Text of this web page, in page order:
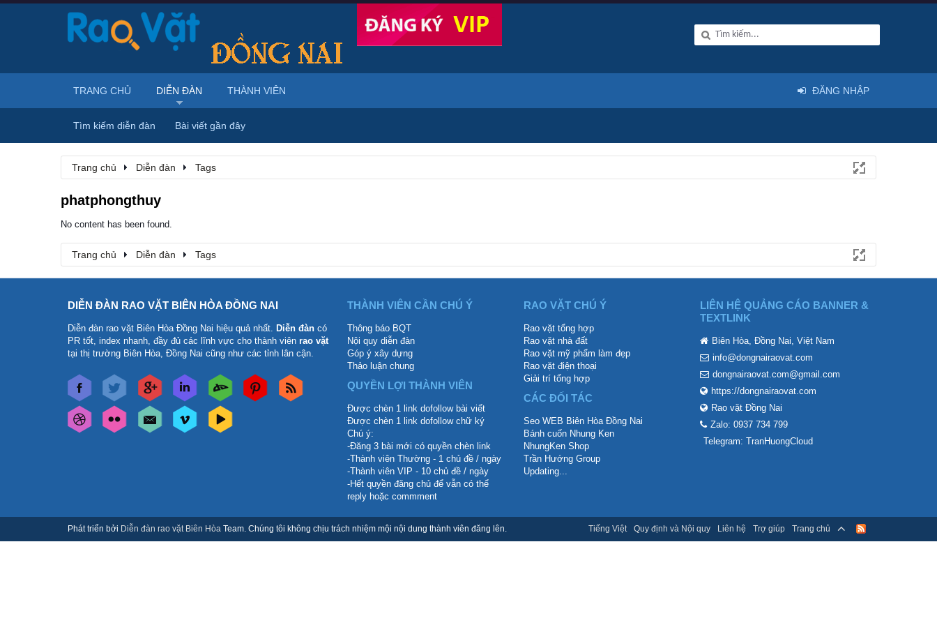
Trang chủ Diễn đàn Tags
phatphongthuy
No content has been found.
Trang chủ Diễn đàn Tags
TRANG CHỦ DIỄN ĐÀN
Tìm kiếm diễn đàn Bài viết gần đây
THÀNH VIÊN ĐĂNG NHẬP
DIỄN ĐÀN RAO VẶT BIÊN HÒA ĐỒNG NAI
Diễn đàn rao vặt Biên Hòa Đồng Nai hiệu quả nhất. Diễn đàn có
PR tốt, index nhanh, đầy đủ các lĩnh vực cho thành viên rao vặt
tại thị trường Biên Hòa, Đồng Nai cũng như các tỉnh lân cận.
THÀNH VIÊN CẦN CHÚ Ý
Thông báo BQT
Nội quy diễn đàn
Góp ý xây dựng
Thảo luận chung
QUYỀN LỢI THÀNH VIÊN
Được chèn 1 link dofollow bài viết
Được chèn 1 link dofollow chữ ký
Chú ý:
-Đăng 3 bài mới có quyền chèn link
-Thành viên Thường - 1 chủ đề / ngày
-Thành viên VIP - 10 chủ đề / ngày
-Hết quyền đăng chủ để vẫn có thể
reply hoặc commment
RAO VẶT CHÚ Ý
Rao vặt tổng hợp
Rao vặt nhà đất
Rao vặt mỹ phẩm làm đẹp
Rao vặt điện thoại
Giải trí tổng hợp
CÁC ĐỐI TÁC
Seo WEB Biên Hòa Đồng Nai
Bánh cuốn Nhung Ken
NhungKen Shop
Trần Hướng Group
Updating...
LIÊN HỆ QUẢNG CÁO BANNER &
TEXTLINK
Biên Hòa, Đồng Nai, Việt Nam
info@dongnairaovat.com
dongnairaovat.com@gmail.com
https://dongnairaovat.com
Rao vặt Đồng Nai
Zalo: 0937 734 799
Telegram: TranHuongCloud
Phát triển bởi Diễn đàn rao vặt Biên Hòa Team. Chúng tôi không chịu trách nhiệm mội nội dung thành viên đăng lên. Tiếng Việt Quy định và Nội quy Liên hệ Trợ giúp Trang chủ